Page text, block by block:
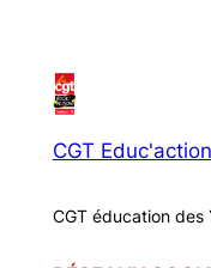
CGT
CGT éducation des